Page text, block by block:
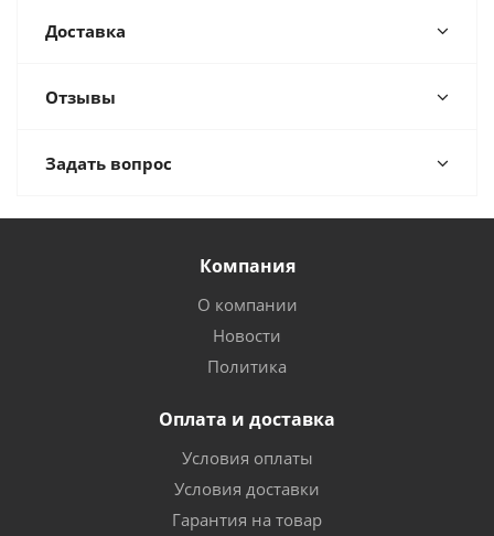
Доставка
Отзывы
Задать вопрос
Компания
О компании
Новости
Политика
Оплата и доставка
Условия оплаты
Условия доставки
Гарантия на товар